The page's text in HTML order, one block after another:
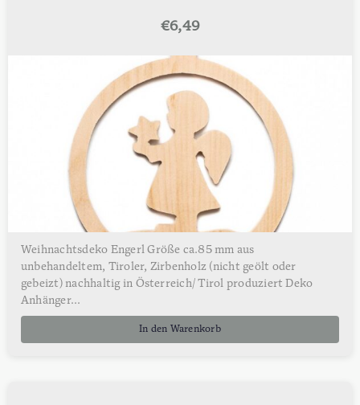
€6,49
Weihnachtsdeko Engerl Größe ca.85 mm aus
unbehandeltem, Tiroler, Zirbenholz (nicht geölt oder
gebeizt) nachhaltig in Österreich/ Tirol produziert Deko
Anhänger...
In den Warenkorb